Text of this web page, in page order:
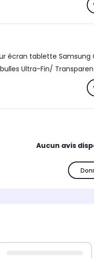
tablette Samsung
Ultra-Fin/
Aucun avis